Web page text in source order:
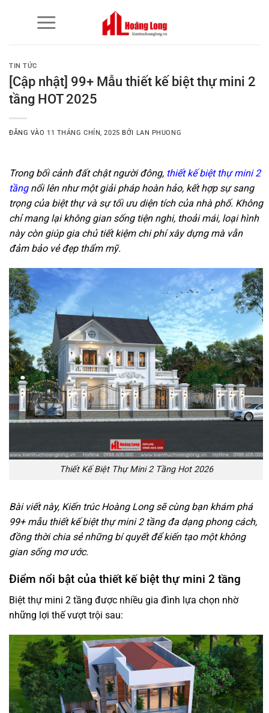
TIN TỨC
[Cập nhật] 99+ Mẫu thiết kế biệt thự mini 2
tầng HOT 2025
ĐĂNG VÀO 11 THÁNG CHÍN, 2025 BỞI LAN PHUONG
Trong bối cảnh đất chật người đông, thiết kế biệt thự mini 2
tầngnổi lên như một giải pháp hoàn hảo, kết hợp sự sang
trọng của biệt thự và sự tối ưu diện tích của nhà phố. Không
chỉ mang lại không gian sống tiện nghi, thoải mái, loại hình
này còn giúp gia chủ tiết kiệm chi phí xây dựng mà vẫn
đảm bảo vẻ đẹp thẩm mỹ.
Thiết Kế Biệt Thự Mini 2 Tầng Hot 2026
Bài viết này, Kiến trúc Hoàng Long sẽ cùng bạn khám phá
99+ mẫu thiết kế biệt thự mini 2 tầng đa dạng phong cách,
đồng thời chia sẻ những bí quyết để kiến tạo một không
gian sống mơ ước.
Điểm nổi bật của thiết kế biệt thự mini 2 tầng
Biệt thự mini 2 tầng được nhiều gia đình lựa chọn nhờ
những lợi thế vượt trội sau: